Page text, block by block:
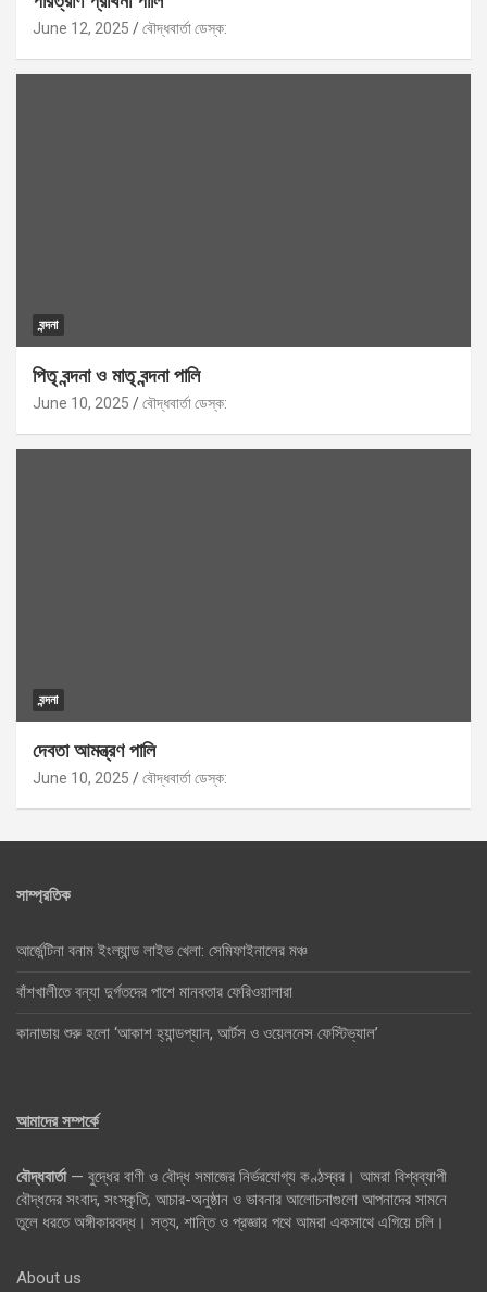
June 12, 2025 বৌদ্ধবার্তা ডেস্ক:
বন্দনা
পিতৃ বন্দনা ও মাতৃ বন্দনা পালি
June 10, 2025 বৌদ্ধবার্তা ডেস্ক:
বন্দনা
দেবতা আমন্ত্রণ পালি
June 10, 2025 বৌদ্ধবার্তা ডেস্ক:
সাম্প্রতিক
আর্জেন্টিনা বনাম ইংল্যান্ড লাইভ খেলা: সেমিফাইনালের মঞ্চ
বাঁশখালীতে বন্যা দুর্গতদের পাশে মানবতার ফেরিওয়ালারা
কানাডায় শুরু হলো ‘আকাশ হ্যান্ডপ্যান, আর্টস ও ওয়েলনেস ফেস্টিভ্যাল’
আমাদের সম্পর্কে
বৌদ্ধবার্তা— বুদ্ধের বাণী ও বৌদ্ধ সমাজের নির্ভরযোগ্য কণ্ঠস্বর। আমরা বিশ্বব্যাপী
বৌদ্ধদের সংবাদ, সংস্কৃতি, আচার-অনুষ্ঠান ও ভাবনার আলোচনাগুলো আপনাদের সামনে
তুলে ধরতে অঙ্গীকারবদ্ধ। সত্য, শান্তি ও প্রজ্ঞার পথে আমরা একসাথে এগিয়ে চলি।
About us